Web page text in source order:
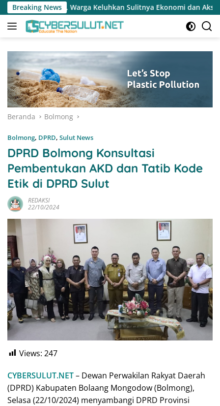
Langsung
ke
konten
Breaking News
Sulitnya Ekonomi dan Akses Pasar UMKM
Beranda Bolmong
Bolmong, DPRD, Sulut News
DPRD Bolmong Konsultasi
Pembentukan AKD dan Tatib Kode
Etik di DPRD Sulut
REDAKSI
22/10/2024
Views: 247
CYBERSULUT.NET– Dewan Perwakilan Rakyat Daerah
(DPRD) Kabupaten Bolaang Mongodow (Bolmong),
Selasa (22/10/2024) menyambangi DPRD Provinsi